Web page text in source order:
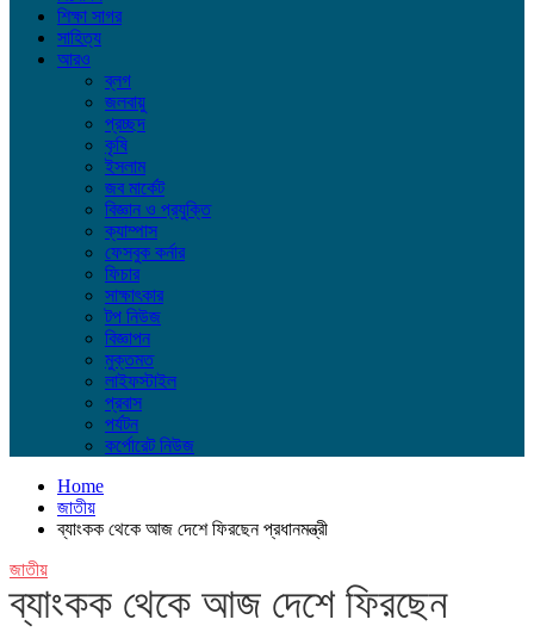
শিক্ষা সাগর
সাহিত্য
আরও
ব্লগ
জলবায়ু
প্রচ্ছদ
কৃষি
ইসলাম
জব মার্কেট
বিজ্ঞান ও প্রযুক্তি
ক্যাম্পাস
ফেসবুক কর্নার
ফিচার
সাক্ষাৎকার
টপ নিউজ
বিজ্ঞাপন
মুক্তমত
লাইফস্টাইল
প্রবাস
পর্যটন
কর্পোরেট নিউজ
Home
জাতীয়
ব্যাংকক থেকে আজ দেশে ফিরছেন প্রধানমন্ত্রী
জাতীয়
ব্যাংকক থেকে আজ দেশে ফিরছেন